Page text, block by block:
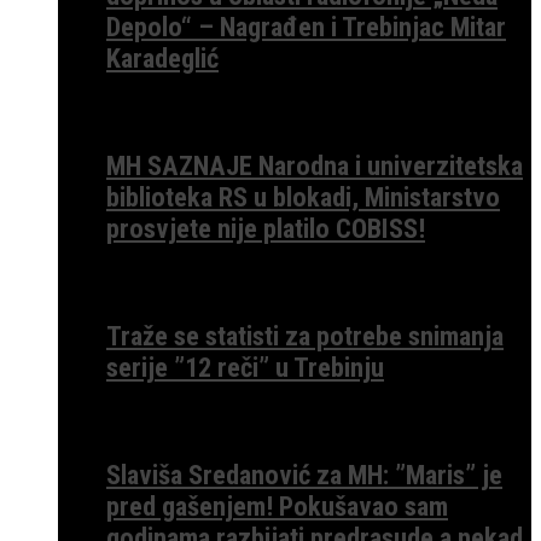
Depolo“ – Nagrađen i Trebinjac Mitar
Karadeglić
MH SAZNAJE Narodna i univerzitetska
biblioteka RS u blokadi, Ministarstvo
prosvjete nije platilo COBISS!
Traže se statisti za potrebe snimanja
serije ”12 reči” u Trebinju
Slaviša Sredanović za MH: ”Maris” je
pred gašenjem! Pokušavao sam